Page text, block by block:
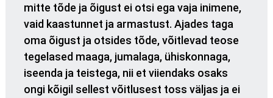
mitte tõde ja õigust ei otsi ega vaja inimene,
vaid kaastunnet ja armastust. Ajades taga
oma õigust ja otsides tõde, võitlevad teose
tegelased maaga, jumalaga, ühiskonnaga,
iseenda ja teistega, nii et viiendaks osaks
ongi kõigil sellest võitlusest toss väljas ja ei